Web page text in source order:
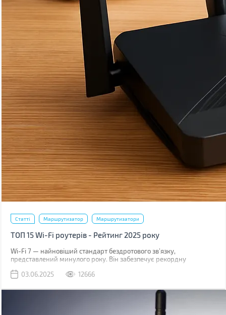
Статті Маршрутизатор Маршрутизатори
ТОП 15 Wi-Fi роутерів - Рейтинг 2025 року
Wi-Fi 7 — найновіший стандарт бездротового зв’язку,
представлений минулого року. Він забезпечує рекордну
затримки. Втім, щоб повністю розкрити потенціал цієї технології,
порти, що робить такі маршрутизатори дорогими й не завжди
03.06.2025 12666